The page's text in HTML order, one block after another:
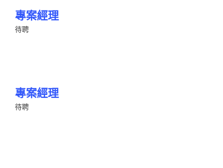
專案經理
待聘
專案經理
待聘